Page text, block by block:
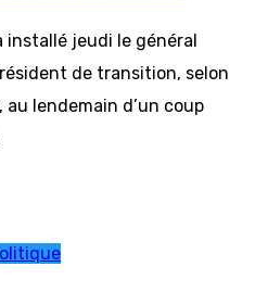
installé jeudi le général
de transition, selon
au lendemain d’un coup